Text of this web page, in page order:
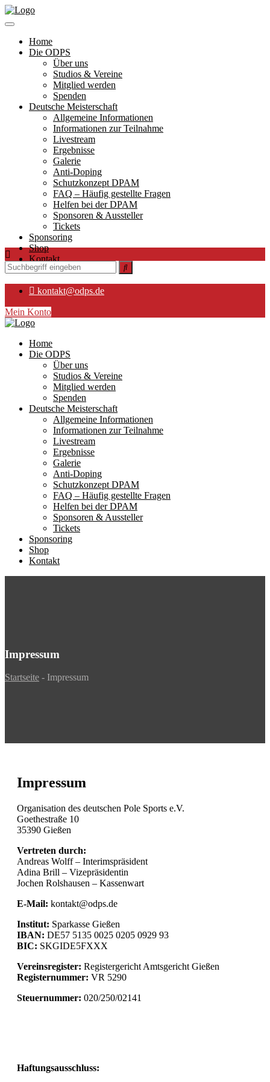
Home
Die ODPS
Über uns
Studios & Vereine
Mitglied werden
Spenden
Deutsche Meisterschaft
Allgemeine Informationen
Informationen zur Teilnahme
Livestream
Ergebnisse
Galerie
Anti-Doping
Schutzkonzept DPAM
FAQ – Häufig gestellte Fragen
Helfen bei der DPAM
Sponsoren & Aussteller
Tickets
Sponsoring
Shop
Kontakt
kontakt@odps.de
Mein Konto
Home
Die ODPS
Über uns
Studios & Vereine
Mitglied werden
Spenden
Deutsche Meisterschaft
Allgemeine Informationen
Informationen zur Teilnahme
Livestream
Ergebnisse
Galerie
Anti-Doping
Schutzkonzept DPAM
FAQ – Häufig gestellte Fragen
Helfen bei der DPAM
Sponsoren & Aussteller
Tickets
Sponsoring
Shop
Kontakt
Impressum
Startseite - Impressum
Impressum
Organisation des deutschen Pole Sports e.V.
Goethestraße 10
35390 Gießen
Vertreten durch:
Andreas Wolff – Interimspräsident
Adina Brill – Vizepräsidentin
Jochen Rolshausen – Kassenwart
E-Mail: kontakt@odps.de
Institut: Sparkasse Gießen
IBAN: DE57 5135 0025 0205 0929 93
BIC: SKGIDE5FXXX
Vereinsregister: Registergericht Amtsgericht Gießen
Registernummer: VR 5290
Steuernummer: 020/250/02141
Haftungsausschluss: